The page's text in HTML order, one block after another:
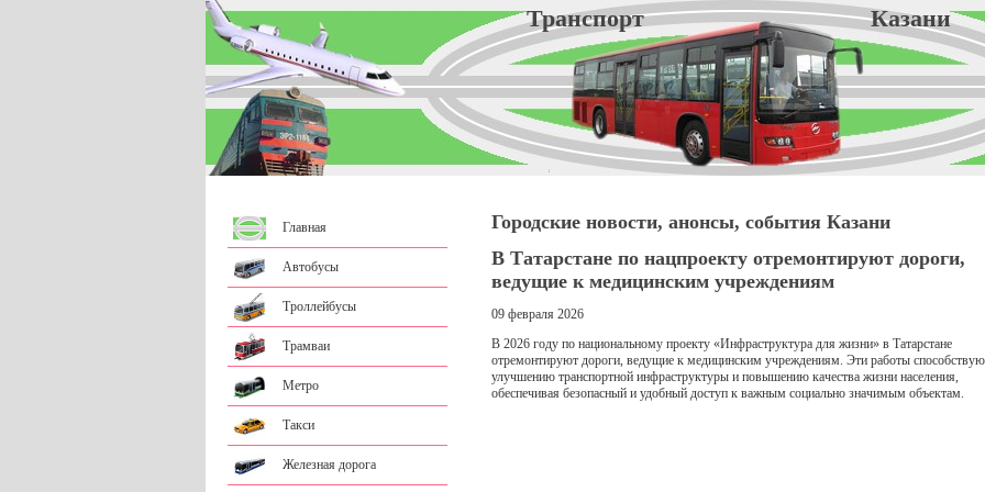
Транспорт Казани
Главная
Автобусы
Троллейбусы
Трамваи
Метро
Такси
Железная дорога
Городские новости, анонсы, события Казани
В Татарстане по нацпроекту отремонтируют дороги,
ведущие к медицинским учреждениям
09 февраля 2026
В 2026 году по национальному проекту «Инфраструктура для жизни» в Татарстане
отремонтируют дороги, ведущие к медицинским учреждениям. Эти работы
улучшению транспортной инфраструктуры и повышению качества жизни населения,
обеспечивая безопасный и удобный доступ к важным социально значимым объектам.